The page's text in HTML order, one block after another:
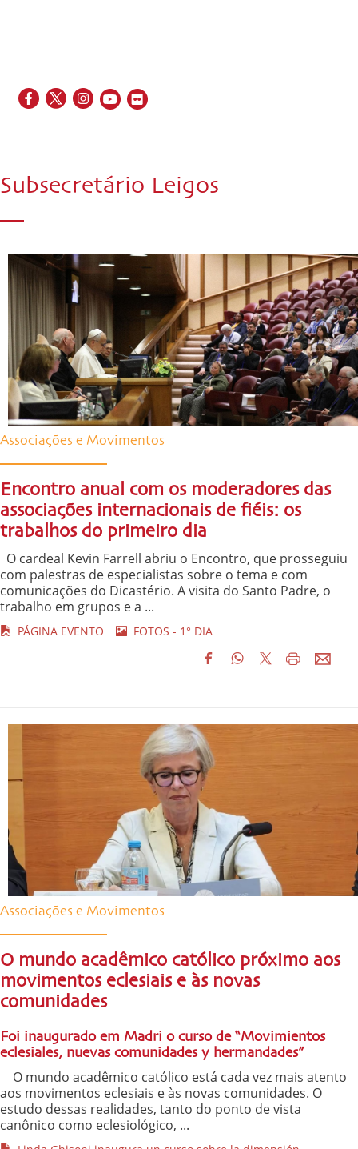
Subsecretário Leigos
Associações e Movimentos
Encontro anual com os moderadores das
associações internacionais de fiéis: os
trabalhos do primeiro dia
O cardeal Kevin Farrell abriu o Encontro, que prosseguiu
com palestras de especialistas sobre o tema e com
comunicações do Dicastério. A visita do Santo Padre, o
trabalho em grupos e a ...
PÁGINA EVENTO FOTOS - 1° DIA
Associações e Movimentos
O mundo acadêmico católico próximo aos
movimentos eclesiais e às novas
comunidades
Foi inaugurado em Madri o curso de “Movimientos
eclesiales, nuevas comunidades y hermandades”
O mundo acadêmico católico está cada vez mais atento
aos movimentos eclesiais e às novas comunidades. O
estudo dessas realidades, tanto do ponto de vista
canônico como eclesiológico, ...